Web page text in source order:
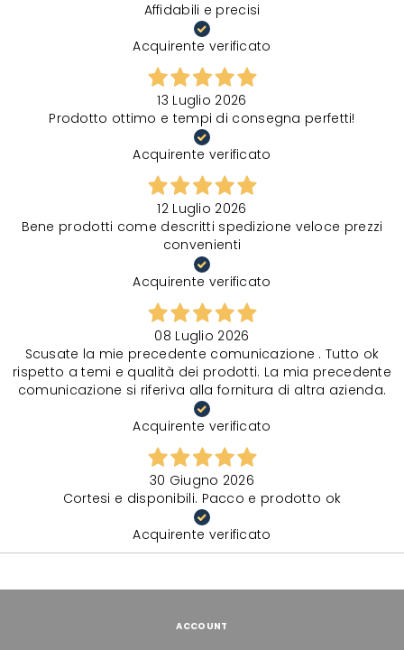
Affidabili e precisi
Acquirente verificato
13 Luglio 2026
Prodotto ottimo e tempi di consegna perfetti!
Acquirente verificato
12 Luglio 2026
Bene prodotti come descritti spedizione veloce prezzi
convenienti
Acquirente verificato
08 Luglio 2026
Scusate la mie precedente comunicazione . Tutto ok
rispetto a temi e qualità dei prodotti. La mia precedente
comunicazione si riferiva alla fornitura di altra azienda.
Acquirente verificato
30 Giugno 2026
Cortesi e disponibili. Pacco e prodotto ok
Acquirente verificato
ACCOUNT